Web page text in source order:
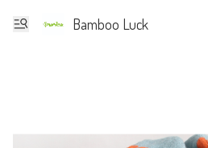
Bamboo Luck